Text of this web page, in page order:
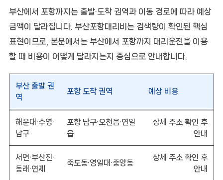
부산에서 포항까지는 출발·도착 권역과 이동 경로에 따라 예상
금액이 달라집니다. 부산포항대리비는 검색량이 확인된 핵심
표현이므로, 본문에서는 부산에서 포항까지 대리운전을 이용
할 때 비용이 어떻게 달라지는지 중심으로 안내합니다.
부산 출발 권
역
포항 도착 권역 예상 비용
해운대·수영·
남구
포항 남구·오천읍·연일
읍
상세 주소 확인 후
안내
서면·부산진·
동래·연제
죽도동·영일대·중앙동
상세 주소 확인 후
안내